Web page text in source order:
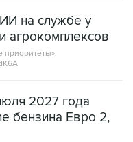
на службе у
агрокомплексов
2027 года
бензина Евро 2,